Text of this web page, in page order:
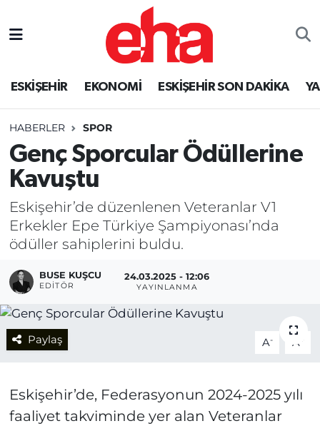
ESKİŞEHİR EKONOMİ ESKİŞEHİR SON DAKİKA
HABERLER SPOR
Genç Sporcular Ödüllerine
Kavuştu
Eskişehir’de düzenlenen Veteranlar V1
Erkekler Epe Türkiye Şampiyonası’nda
ödüller sahiplerini buldu.
BUSE KUŞCU
EDITÖR
24.03.2025 - 12:06
YAYINLANMA
Paylaş A- A +
Eskişehir’de, Federasyonun 2024-2025 yılı
faaliyet takviminde yer alan Veteranlar